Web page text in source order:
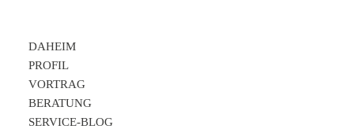
DAHEIM
PROFIL
VORTRAG
BERATUNG
SERVICE-BLOG